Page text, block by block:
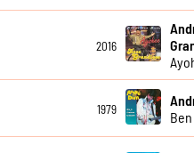
2016
1979